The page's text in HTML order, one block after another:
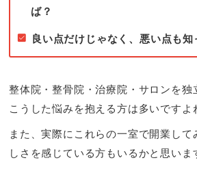
療
集
客
デ
ア-
ば？
良い点だけじゃなく、悪い点も
整体院・整骨院・治療院・サロンを独
こうした悩みを抱える方は多いですよ
また、実際にこれらの一室で開業し
しさを感じている方もいるかと思いま